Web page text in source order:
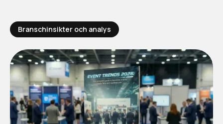
Branschinsikter och analys